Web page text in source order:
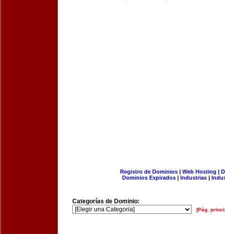
Registro de Dominios| Web Hosting |
Dominios Expirados | Industrias |
Categorías de Dominio:
[Pág.